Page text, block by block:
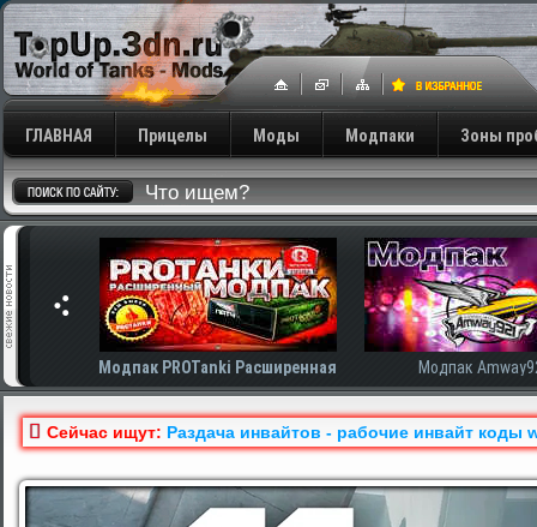
ГЛАВНАЯ Прицелы Моды Модпаки Зоны
Модпак Amway921 Модпак
Сейчас ищут: Раздача инвайтов - рабочие инвайт коды